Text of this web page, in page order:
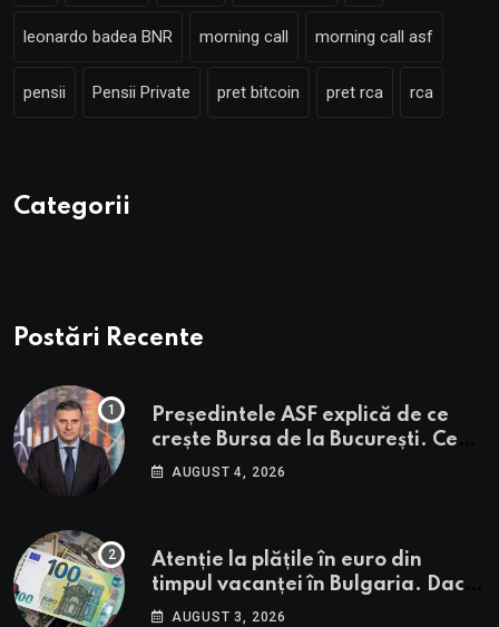
leonardo badea BNR morning call morning call asf
pensii Pensii Private pret bitcoin pret rca rca
Categorii
Postări Recente
Președintele ASF explică de ce
crește Bursa de la București. Ce
urmează pentru BVB potrivit lui
AUGUST 4, 2026
Atenție la plățile în euro din
timpul vacanței în Bulgaria. Dacă
în România cele mai falsificate
AUGUST 3, 2026